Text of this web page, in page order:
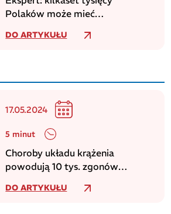
Polaków może mieć
DO ARTYKUŁU
17.05.2024
5 minut
Choroby układu krążenia
powodują 10 tys. zgonów
WHO
DO ARTYKUŁU